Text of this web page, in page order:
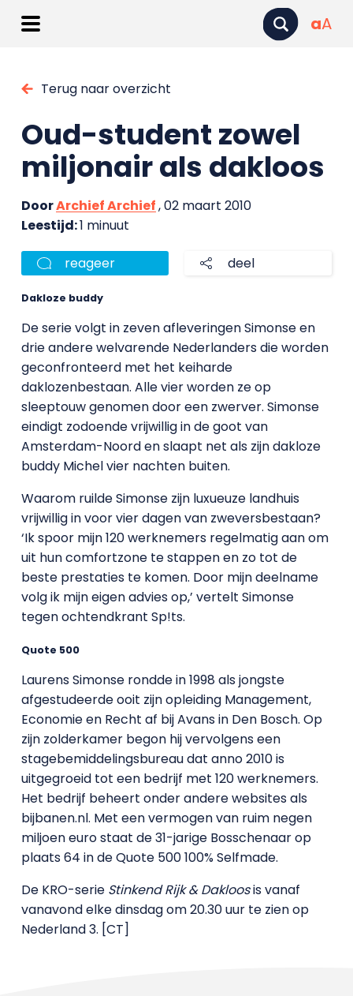
aA
Terug naar overzicht
Oud-student zowel
miljonair als dakloos
DoorArchief Archief, 02 maart 2010
Leestijd:1 minuut
reageer deel
Dakloze buddy
De serie volgt in zeven afleveringen Simonse en
drie andere welvarende Nederlanders die worden
geconfronteerd met het keiharde
daklozenbestaan. Alle vier worden ze op
sleeptouw genomen door een zwerver. Simonse
eindigt zodoende vrijwillig in de goot van
Amsterdam-Noord en slaapt net als zijn dakloze
buddy Michel vier nachten buiten.
Waarom ruilde Simonse zijn luxueuze landhuis
vrijwillig in voor vier dagen van zweversbestaan?
‘Ik spoor mijn 120 werknemers regelmatig aan om
uit hun comfortzone te stappen en zo tot de
beste prestaties te komen. Door mijn deelname
volg ik mijn eigen advies op,’ vertelt Simonse
tegen ochtendkrant Sp!ts.
Quote 500
Laurens Simonse rondde in 1998 als jongste
afgestudeerde ooit zijn opleiding Management,
Economie en Recht af bij Avans in Den Bosch. Op
zijn zolderkamer begon hij vervolgens een
stagebemiddelingsbureau dat anno 2010 is
uitgegroeid tot een bedrijf met 120 werknemers.
Het bedrijf beheert onder andere websites als
bijbanen.nl. Met een vermogen van ruim negen
miljoen euro staat de 31-jarige Bosschenaar op
plaats 64 in de Quote 500 100% Selfmade.
De KRO-serie Stinkend Rijk & Dakloosis vanaf
vanavond elke dinsdag om 20.30 uur te zien op
Nederland 3. [CT]